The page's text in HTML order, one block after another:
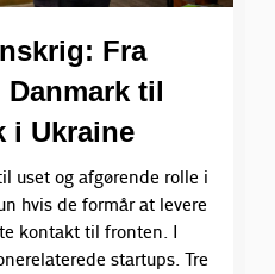
Fra
til
i Ukraine
uset og afgørende rolle i
hvis de formår at levere
kontakt til fronten. I
startups. Tre